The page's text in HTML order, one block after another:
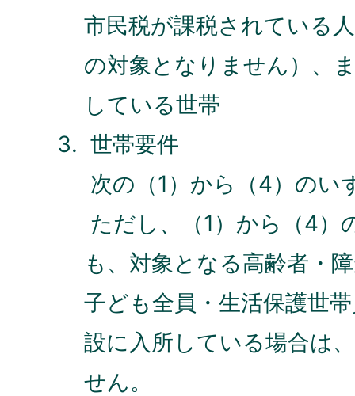
市民税が課税されている
の対象となりません）、
している世帯
世帯要件
次の（1）から（4）のい
ただし、（1）から（4）
も、対象となる高齢者・
子ども全員・生活保護世
設に入所している場合は
せん。